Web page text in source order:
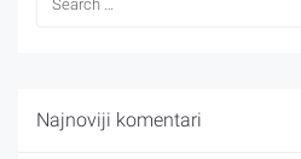
Najnoviji komentari